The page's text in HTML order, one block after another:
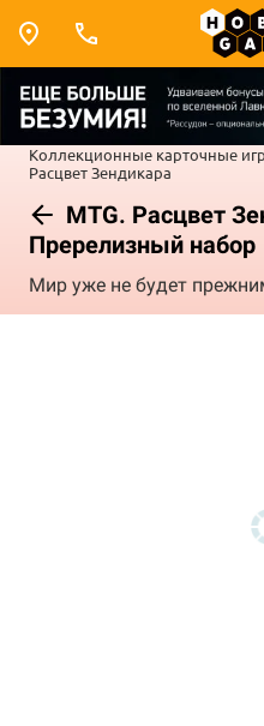
Коллекционные карточные
Расцвет Зендикара
MTG. Расцвет
Пререлизный набор
Мир уже не будет